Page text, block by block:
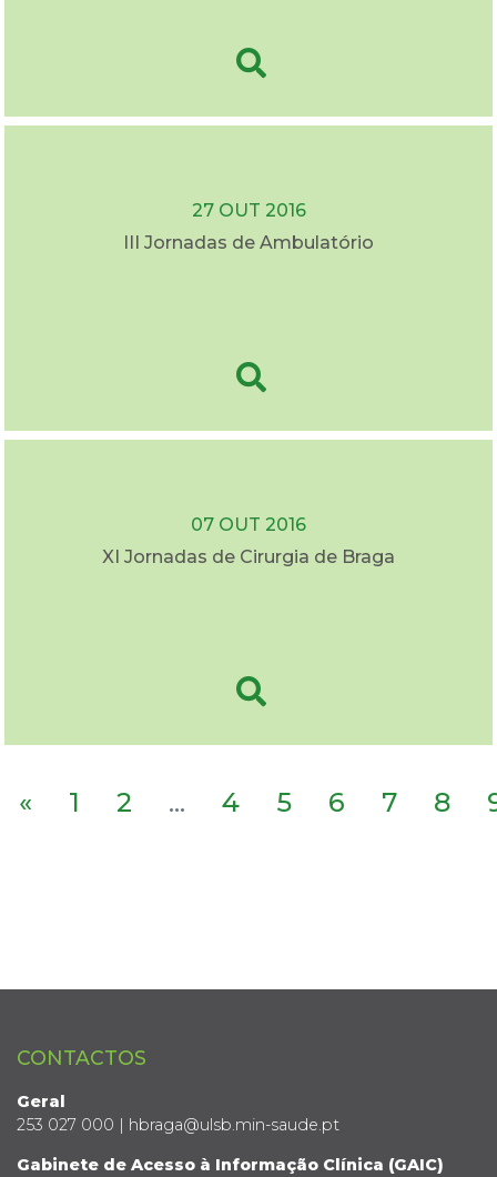
27 OUT 2016
III Jornadas de Ambulatório
07 OUT 2016
XI Jornadas de Cirurgia de Braga
« 1 2 ... 4 5 6 7 8
CONTACTOS
Geral
253 027 000 | hbraga@ulsb.min-saude.pt
Gabinete de Acesso à Informação Clínica (GAIC)